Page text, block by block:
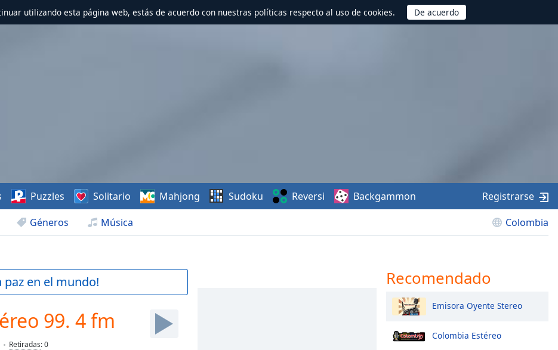
utilizando esta página web, estás de acuerdo con nuestras políticas respecto al uso de cookies.
Géneros Música Colombia
Puzzles Solitario Mahjong Sudoku Reversi Backgammon Registrarse
paz en el mundo!
99. 4 fm
Retiradas:0
Recomendado
Emisora Oyente Stereo
Colombia Estéreo